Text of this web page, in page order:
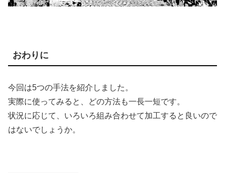
おわりに
今回は5つの手法を紹介しました。
実際に使ってみると、どの方法も一長一短です。
状況に応じて、いろいろ組み合わせて加工すると良いので
はないでしょうか。